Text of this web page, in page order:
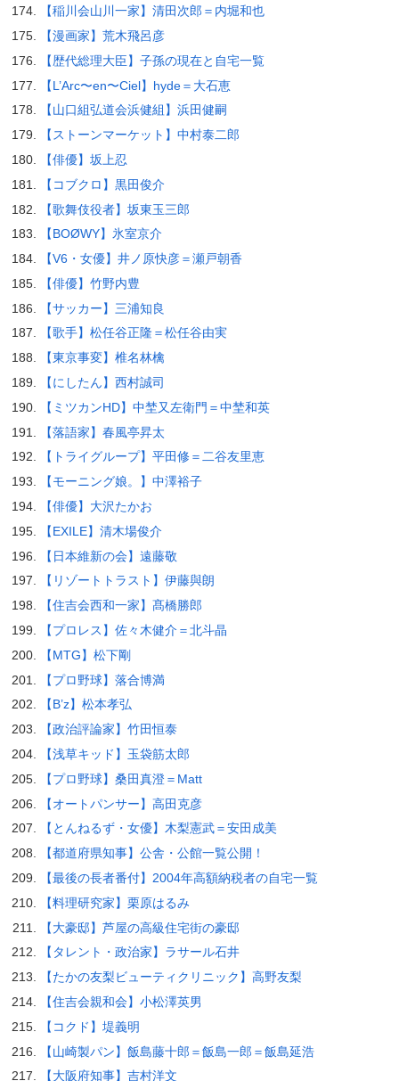
【稲川会山川一家】清田次郎＝内堀和也
【漫画家】荒木飛呂彦
【歴代総理大臣】子孫の現在と自宅一覧
【L’Arc〜en〜Ciel】hyde＝大石恵
【山口組弘道会浜健組】浜田健嗣
【ストーンマーケット】中村泰二郎
【俳優】坂上忍
【コブクロ】黒田俊介
【歌舞伎役者】坂東玉三郎
【BOØWY】氷室京介
【V6・女優】井ノ原快彦＝瀬戸朝香
【俳優】竹野内豊
【サッカー】三浦知良
【歌手】松任谷正隆＝松任谷由実
【東京事変】椎名林檎
【にしたん】西村誠司
【ミツカンHD】中埜又左衛門＝中埜和英
【落語家】春風亭昇太
【トライグループ】平田修＝二谷友里恵
【モーニング娘。】中澤裕子
【俳優】大沢たかお
【EXILE】清木場俊介
【日本維新の会】遠藤敬
【リゾートトラスト】伊藤與朗
【住吉会西和一家】髙橋勝郎
【プロレス】佐々木健介＝北斗晶
【MTG】松下剛
【プロ野球】落合博満
【B’z】松本孝弘
【政治評論家】竹田恒泰
【浅草キッド】玉袋筋太郎
【プロ野球】桑田真澄＝Matt
【オートパンサー】高田克彦
【とんねるず・女優】木梨憲武＝安田成美
【都道府県知事】公舎・公館一覧公開！
【最後の長者番付】2004年高額納税者の自宅一覧
【料理研究家】栗原はるみ
【大豪邸】芦屋の高級住宅街の豪邸
【タレント・政治家】ラサール石井
【たかの友梨ビューティクリニック】高野友梨
【住吉会親和会】小松澤英男
【コクド】堤義明
【山崎製パン】飯島藤十郎＝飯島一郎＝飯島延浩
【大阪府知事】吉村洋文